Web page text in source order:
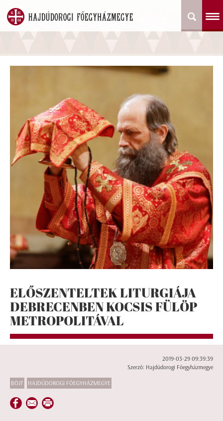
ELŐSZENTELTEK LITURGIÁJA
DEBRECENBEN KOCSIS FÜLÖP
METROPOLITÁVAL
2019-03-29 09:39:39
Szerző: Hajdúdorogi Főegyházmegye
BÖJT HAJDÚDOROGI FŐEGYHÁZMEGYE